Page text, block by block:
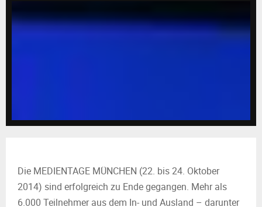
A
N
U
Die MEDIENTAGE MÜNCHEN (22. bis 24. Oktober
2014) sind erfolgreich zu Ende gegangen. Mehr als
6.000 Teilnehmer aus dem In- und Ausland – darunter